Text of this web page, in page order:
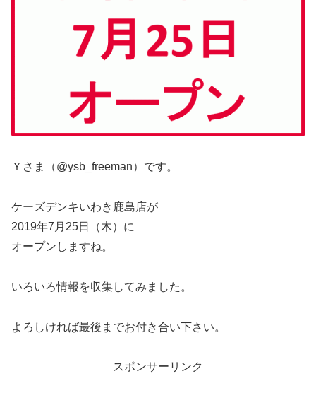
Ｙさま（@ysb_freeman）です。
ケーズデンキいわき鹿島店が
2019年7月25日（木）に
オープンしますね。
いろいろ情報を収集してみました。
よろしければ最後までお付き合い下さい。
スポンサーリンク